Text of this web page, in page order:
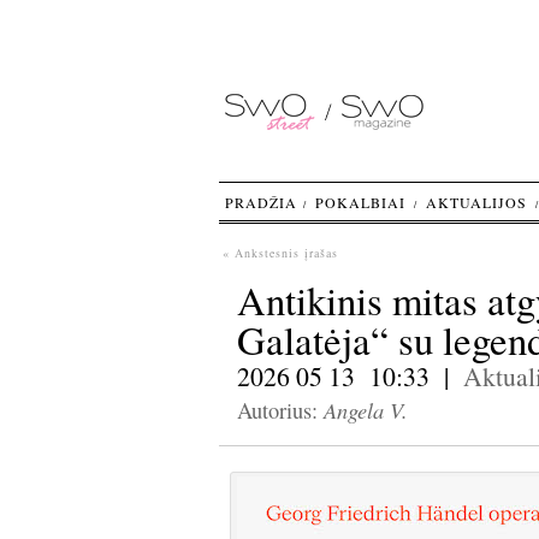
« Ankstesnis įrašas
Antikinis mitas
Galatėja“ su
2026 05 13 10:33 |
Autorius:Angela V.
PRADŽIA POKALBIAI AKTUALIJOS